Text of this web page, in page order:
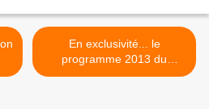
En exclusivité... le
programme 2013 du
Festival d'été d'Avignonet >